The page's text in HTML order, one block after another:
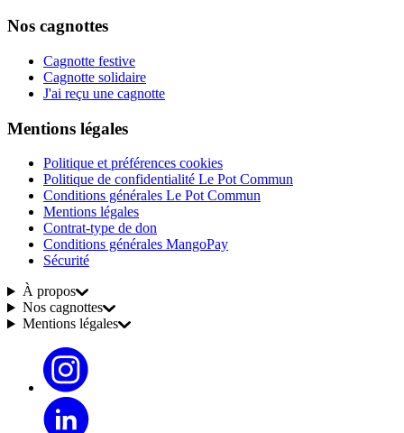
Nos cagnottes
Cagnotte festive
Cagnotte solidaire
J'ai reçu une cagnotte
Mentions légales
Politique et préférences cookies
Politique de confidentialité Le Pot Commun
Conditions générales Le Pot Commun
Mentions légales
Contrat-type de don
Conditions générales MangoPay
Sécurité
À propos
Nos cagnottes
Mentions légales